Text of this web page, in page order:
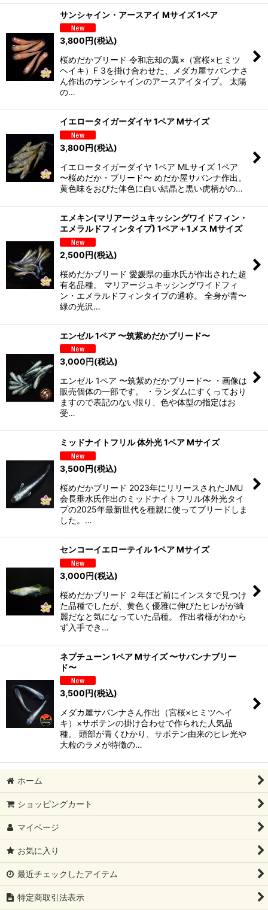
サンシャイン・アースアイ Mサイズ 1ペア
3,800円(税込)
桜めだかブリード 令和忘却の翼×（宮桜×ヒミツ
ヘイキ）F 3を掛け合わせた、メダカ屋サバンナさ
ん作出のサンシャインのアースアイタイプ。 太陽
の…
イエロータイガーダイヤ 1ペア Mサイズ
3,800円(税込)
イエロータイガーダイヤ 1ペア MLサイズ 1ペア
〜桜めだか・ブリード〜 めだか屋サバンナ作出。
黄色味をおびた体色に白い結晶と黒い虎柄がの…
エメキン(マリアージュキッシングワイドフィン・
エメラルドフィンタイプ) 1ペア＋1メス Mサイズ
2,500円(税込)
桜めだかブリード 愛媛県の垂水氏が作出された超
有名品種。 マリアージュキッシングワイドフィ
ン・エメラルドフィンタイプの通称。 全身が青〜
緑の光沢…
エンゼル 1ペア 〜筑紫めだかブリード〜
3,000 円(税込)
エンゼル 1ペア 〜筑紫めだかブリード〜 ・画像は
販売個体の一部です。 ・ランダムにすくっており
ますので表記のない限り、色や体型の指定はお
受…
ミッドナイトフリル 体外光 1ペア Mサイズ
3,500円(税込)
桜めだかブリード 2023年にリリースされたJMU
会長垂水氏作出のミッドナイトフリル体外光タイ
プの2025年最新世代を種親に使ってブリードしま
した。…
センコーイエローテイル 1ペア Mサイズ
3,000円(税込)
桜めだかブリード ２年ほど前にインスタで見つけ
た品種でしたが、黄色く優雅に伸びたヒレがが綺
麗だなと気になっていた品種。 作出者様がわから
ず入手でき…
ネプチューン 1ペア Mサイズ 〜サバンナブリー
ド〜
3,500 円(税込)
メダカ屋サバンナさん作出（宮桜×ヒミツヘイ
キ）×サボテンの掛け合わせで作られた人気品
種。 頭部が青くひかり、サボテン由来のヒレ光や
大粒のラメが特徴の…
ホーム
ショッピングカート
マイページ
お気に入り
最近チェックしたアイテム
特定商取引法表示